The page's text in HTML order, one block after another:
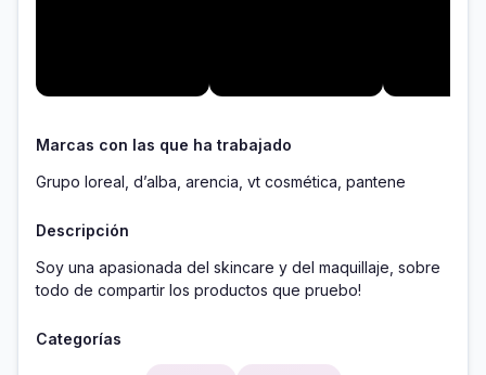
Marcas con las que ha trabajado
Grupo loreal, d’alba, arencia, vt cosmética, pantene
Descripción
Soy una apasionada del skincare y del maquillaje, sobre
todo de compartir los productos que pruebo!
Categorías